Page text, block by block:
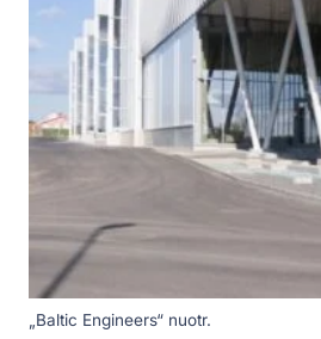
„Baltic Engineers“ nuotr.